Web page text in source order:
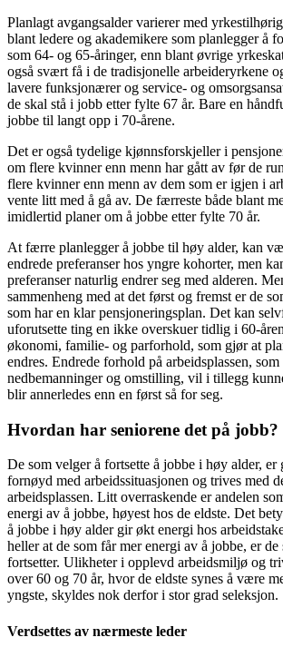
Planlagt avgangsalder varierer med
blant ledere og akademikere som planlegger å
som 64- og 65-åringer, enn blant øvrige
også svært få i de tradisjonelle arbeideryrkene
lavere funksjonærer og service- og
de skal stå i jobb etter fylte 67 år. Bare en
jobbe til langt opp i 70-årene.
Det er også tydelige kjønnsforskjeller i
om flere kvinner enn menn har gått av før de
flere kvinner enn menn av dem som er igjen i
vente litt med å gå av. De færreste både blant
imidlertid planer om å jobbe etter fylte 70 år.
At færre planlegger å jobbe til høy alder, kan
endrede preferanser hos yngre kohorter, men
preferanser naturlig endrer seg med alderen.
sammenheng med at det først og fremst er de
som har en klar pensjoneringsplan. Det kan
uforutsette ting en ikke overskuer tidlig i 60-
økonomi, familie- og parforhold, som gjør at
endres. Endrede forhold på arbeidsplassen, som
nedbemanninger og omstilling, vil i tillegg
blir annerledes enn en først så for seg.
Hvordan har seniorene det på jobb?
De som velger å fortsette å jobbe i høy alder, er
fornøyd med arbeidssituasjonen og trives med
arbeidsplassen. Litt overraskende er andelen
energi av å jobbe, høyest hos de eldste. Det
å jobbe i høy alder gir økt energi hos
heller at de som får mer energi av å jobbe, er
fortsetter. Ulikheter i opplevd arbeidsmiljø og
over 60 og 70 år, hvor de eldste synes å være
yngste, skyldes nok derfor i stor grad seleksjon.
Verdsettes av nærmeste leder